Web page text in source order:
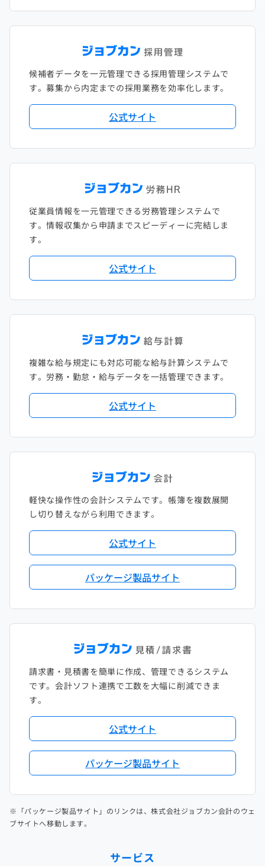
候補者データを一元管理できる採用管理システムで
す。募集から内定までの採用業務を効率化します。
公式サイト
従業員情報を一元管理できる労務管理システムで
す。情報収集から申請までスピーディーに完結しま
す。
公式サイト
複雑な給与規定にも対応可能な給与計算システムで
す。労務・勤怠・給与データを一括管理できます。
公式サイト
軽快な操作性の会計システムです。帳簿を複数展開
し切り替えながら利用できます。
公式サイト
パッケージ製品サイト
請求書・見積書を簡単に作成、管理できるシステム
です。会計ソフト連携で工数を大幅に削減できま
す。
公式サイト
パッケージ製品サイト
※「パッケージ製品サイト」のリンクは、株式会社ジョブカン会計のウェ
ブサイトへ移動します。
サービス